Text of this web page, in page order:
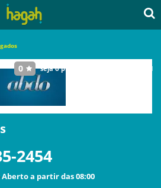
0 seja o primeiro a avaliar este local
2454
Aberto a partir das08:00